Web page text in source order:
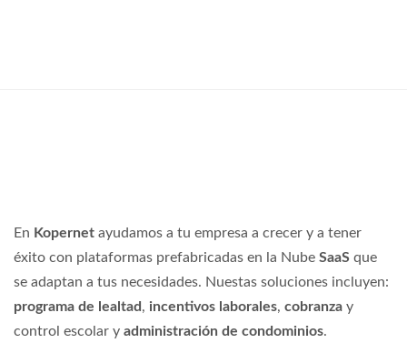
En Kopernet ayudamos a tu empresa a crecer y a tener
éxito con plataformas prefabricadas en la Nube SaaS que
se adaptan a tus necesidades. Nuestas soluciones incluyen:
programa de lealtad, incentivos laborales, cobranza y
control escolar y administración de condominios.